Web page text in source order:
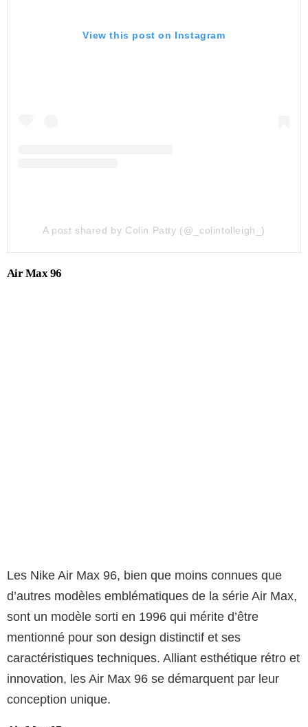
View this post on Instagram
A post shared by Colin Patty (@_colintolleigh_)
Air Max 96
Les Nike Air Max 96, bien que moins connues que
d’autres modèles emblématiques de la série Air Max,
sont un modèle sorti en 1996 qui mérite d’être
mentionné pour son design distinctif et ses
caractéristiques techniques. Alliant esthétique rétro et
innovation, les Air Max 96 se démarquent par leur
conception unique.